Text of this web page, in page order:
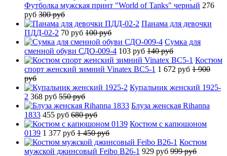
Футболка мужская принт "World of Tanks" черный 276
руб 300 руб
Панама для девочки
ПДД-02-2 70 руб 100 руб
Сумка для
сменной обуви СДО-009-4 103 руб 140 руб
Костюм
спорт женский зимний Vinatex BC5-1 1 672 руб 1 900
руб
Купальник женский 1925-
2 368 руб 550 руб
Блуза женская Rihanna
1833 455 руб 680 руб
Костюм с капюшоном
0139 1 377 руб 1 450 руб
Костюм
мужской джинсовый Feibo B26-1 929 руб 999 руб